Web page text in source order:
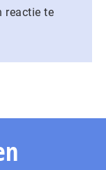
reactie te